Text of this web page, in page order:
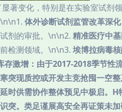
著变化，特别是在实验室试
体外诊断试剂监管改革深化
剂的审批。\n\n2. 精准医疗中
检测领域。\n\n3. 埃博拉病毒
存激增：由于2017-2018季节
突现质控或开发主竞抢囤一空
时供需协作整体预见中极启。
突。类足谨展高安全再证策未